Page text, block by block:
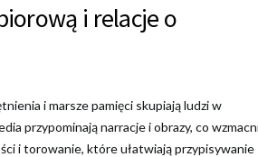
i relacje o
i marsze pamięci skupiają ludzi w
przypominają narracje i obrazy, co
i torowanie, które ułatwiają przypisywanie